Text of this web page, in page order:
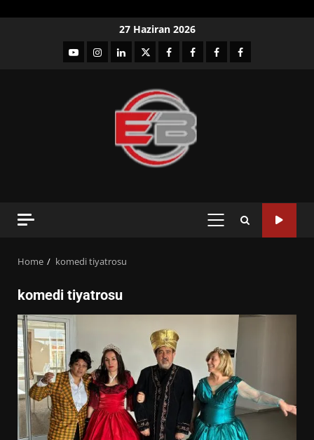
27 Haziran 2026
YouTubeInstagram
LinkedIntwitterfacebook-Facebook-
Facebook-Facebook-
PRIMARY
Home komedi tiyatrosu
komedi tiyatrosu